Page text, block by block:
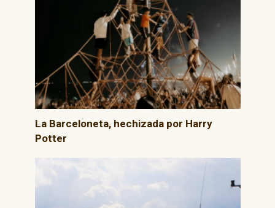
La Barceloneta, hechizada por Harry
Potter